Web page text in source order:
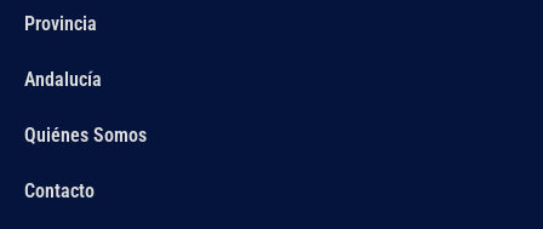
Provincia
Andalucía
Quiénes Somos
Contacto